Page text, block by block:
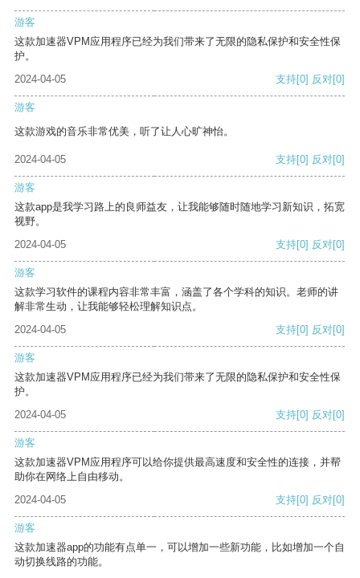
游客
这款加速器VPM应用程序已经为我们带来了无限的隐私保护和安全性保
护。
2024-04-05
支持[0] 反对[0]
游客
这款游戏的音乐非常优美，听了让人心旷神怡。
2024-04-05 支持[0] 反对[0]
游客
这款app是我学习路上的良师益友，让我能够随时随地学习新知识，拓宽
视野。
2024-04-05
支持[0] 反对[0]
游客
这款学习软件的课程内容非常丰富，涵盖了各个学科的知识。老师的讲
解非常生动，让我能够轻松理解知识点。
2024-04-05
支持[0] 反对[0]
游客
这款加速器VPM应用程序已经为我们带来了无限的隐私保护和安全性保
护。
2024-04-05
支持[0] 反对[0]
游客
这款加速器VPM应用程序可以给你提供最高速度和安全性的连接，并帮
助你在网络上自由移动。
2024-04-05
支持[0] 反对[0]
游客
这款加速器app的功能有点单一，可以增加一些新功能，比如增加一个自
动切换线路的功能。